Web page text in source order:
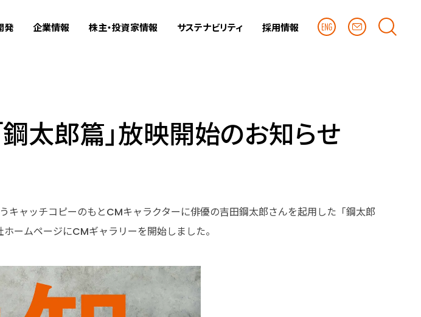
発 企業情報 株主・投資家情報 サステナビリティ 採用情報
太郎篇」放映開始のお知らせ
ャッチコピーのもとCMキャラクターに俳優の吉田鋼太郎さんを起用した「鋼太郎
ームページにCMギャラリーを開始しました。